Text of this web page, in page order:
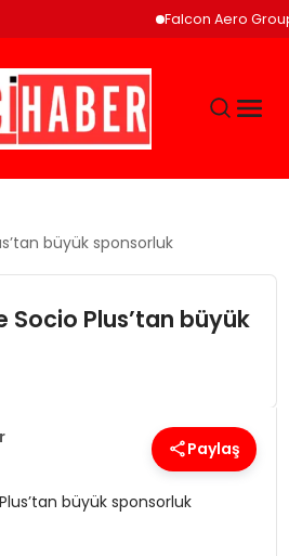
Falcon Aero Group,
büyük sponsorluk
Socio Plus’tan büyük
Paylaş